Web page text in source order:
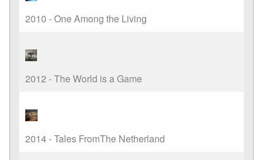
2010 - One Among the Living
2012 - The World is a Game
2014 - Tales FromThe Netherland